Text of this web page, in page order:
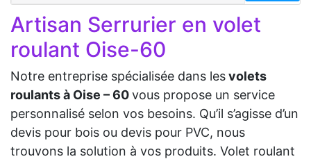
Artisan Serrurier en volet
roulant Oise-60
Notre entreprise spécialisée dans lesvolets
roulants à Oise – 60vous propose un service
personnalisé selon vos besoins. Qu’il s’agisse d’un
devis pour bois ou devis pour PVC, nous
trouvons la solution à vos produits. Volet roulant